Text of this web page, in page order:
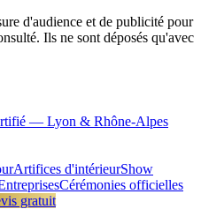
d'audience et de publicité pour
Ils ne sont déposés qu'avec
— Lyon & Rhône-Alpes
Artifices d'intérieurShow
Cérémonies officielles
gratuit